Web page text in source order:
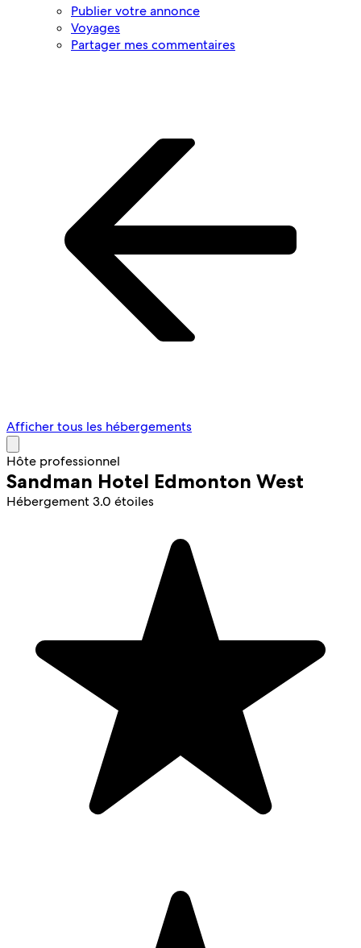
Publier votre annonce
Voyages
Partager mes commentaires
Afficher tous les hébergements
Hôte professionnel
Sandman Hotel Edmonton West
Hébergement 3.0 étoiles